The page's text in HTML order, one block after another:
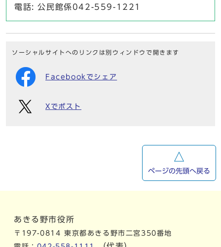
電話: 公民館係042-559-1221
ソーシャルサイトへのリンクは別ウィンドウで開きます
Facebookでシェア
Xでポスト
ページの先頭へ戻る
あきる野市役所
〒197-0814 東京都あきる野市二宮350番地